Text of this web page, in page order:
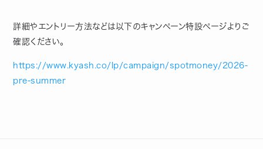
詳細やエントリー方法などは以下のキャンペーン特設ページよりご
確認ください。
https://www.kyash.co/lp/campaign/spotmoney/2026-
pre-summer